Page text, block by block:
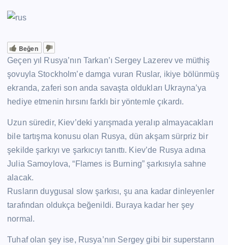
Beğen
Geçen yıl Rusya’nın Tarkan’ı Sergey Lazerev ve müthiş
şovuyla Stockholm’e damga vuran Ruslar, ikiye bölünmüş
ekranda, zaferi son anda savaşta oldukları Ukrayna’ya
hediye etmenin hırsını farklı bir yöntemle çıkardı.
Uzun süredir, Kiev’deki yarışmada yeralıp almayacakları
bile tartışma konusu olan Rusya, dün akşam sürpriz bir
şekilde şarkıyı ve şarkıcıyı tanıttı. Kiev’de Rusya adına
Julia Samoylova, “Flames is Burning” şarkısıyla sahne
alacak.
Rusların duygusal slow şarkısı, şu ana kadar dinleyenler
tarafından oldukça beğenildi. Buraya kadar her şey
normal.
Tuhaf olan şey ise, Rusya’nın Sergey gibi bir superstarın